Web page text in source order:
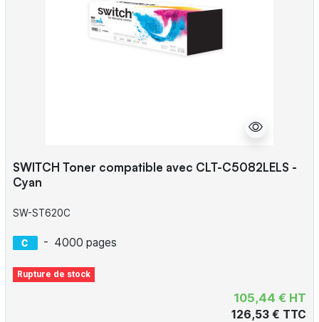
SWITCH Toner compatible avec CLT-C5082LELS -
Cyan
SW-ST620C
- 4000 pages
Rupture de stock
105,44 € HT
126,53 € TTC